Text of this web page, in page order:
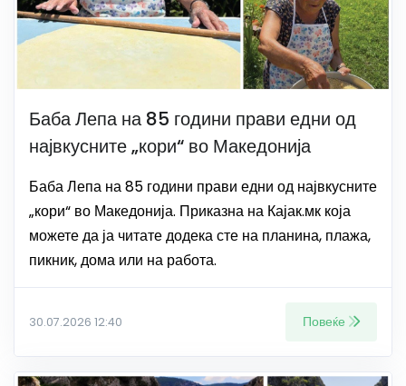
Баба Лепа на 85 години прави едни од
највкусните „кори“ во Македонија
Баба Лепа на 85 години прави едни од највкусните
„кори“ во Македонија. Приказна на Кајак.мк која
можете да ја читате додека сте на планина, плажа,
пикник, дома или на работа.
30.07.2026 12:40 Повеќе